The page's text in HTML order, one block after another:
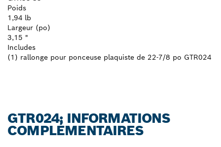
Poids
1,94 lb
Largeur (po)
3,15 "
Includes
(1) rallonge pour ponceuse plaquiste de 22-7/8 po GTR024
GTR024: INFORMATIONS
COMPLÉMENTAIRES